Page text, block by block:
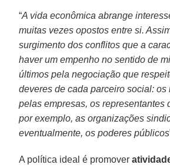
“A vida econômica abrange
muitas vezes opostos entre si.
surgimento dos conflitos que a
haver um empenho no sentido de
últimos pela negociação que
deveres de cada parceiro social: os
pelas empresas, os representantes
por exemplo, as organizações
eventualmente, os poderes públicos
A política ideal é promover